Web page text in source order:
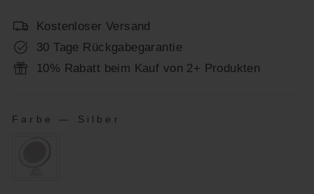
Kostenloser Versand
30 Tage Rückgabegarantie
10% Rabatt beim Kauf von 2+ Produkten
Farbe — Silber